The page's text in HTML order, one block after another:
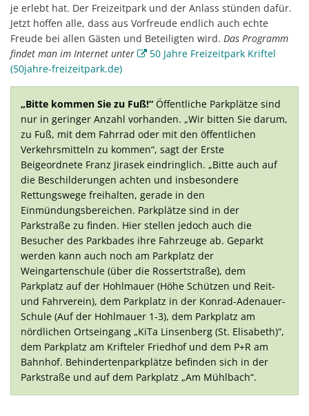
je erlebt hat. Der Freizeitpark und der Anlass stünden dafür.
Jetzt hoffen alle, dass aus Vorfreude endlich auch echte
Freude bei allen Gästen und Beteiligten wird. Das Programm
findet man im Internet unter
50 Jahre Freizeitpark Kriftel
(50jahre-freizeitpark.de)
„Bitte kommen Sie zu Fuß!“ Öffentliche Parkplätze sind
nur in geringer Anzahl vorhanden. „Wir bitten Sie darum,
zu Fuß, mit dem Fahrrad oder mit den öffentlichen
Verkehrsmitteln zu kommen“, sagt der Erste
Beigeordnete Franz Jirasek eindringlich. „Bitte auch auf
die Beschilderungen achten und insbesondere
Rettungswege freihalten, gerade in den
Einmündungsbereichen. Parkplätze sind in der
Parkstraße zu finden. Hier stellen jedoch auch die
Besucher des Parkbades ihre Fahrzeuge ab. Geparkt
werden kann auch noch am Parkplatz der
Weingartenschule (über die Rossertstraße), dem
Parkplatz auf der Hohlmauer (Höhe Schützen und Reit-
und Fahrverein), dem Parkplatz in der Konrad-Adenauer-
Schule (Auf der Hohlmauer 1-3), dem Parkplatz am
nördlichen Ortseingang „KiTa Linsenberg (St. Elisabeth)“,
dem Parkplatz am Krifteler Friedhof und dem P+R am
Bahnhof. Behindertenparkplätze befinden sich in der
Parkstraße und auf dem Parkplatz „Am Mühlbach“.